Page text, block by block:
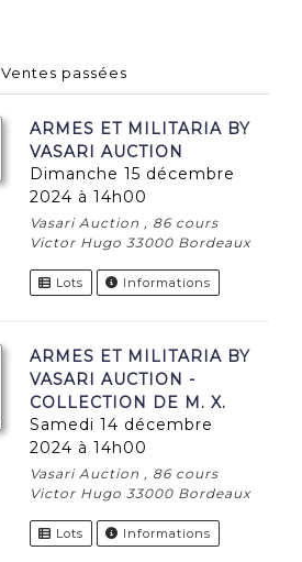
Ventes passées
ARMES ET MILITARIA BY
VASARI AUCTION
dimanche 15 décembre
2024 à 14h00
Vasari Auction , 86 cours
Victor Hugo 33000 Bordeaux
Lots Informations
ARMES ET MILITARIA BY
VASARI AUCTION -
COLLECTION DE M. X.
samedi 14 décembre
2024 à 14h00
Vasari Auction , 86 cours
Victor Hugo 33000 Bordeaux
Lots Informations